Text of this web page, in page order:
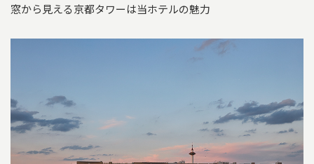
窓から見える京都タワーは当ホテルの魅力